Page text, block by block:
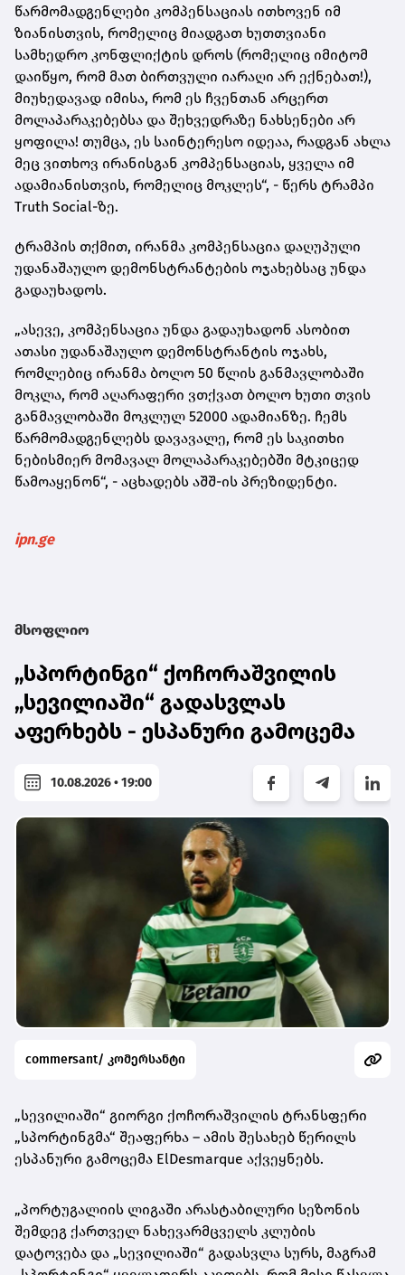
წარმომადგენლები კომპენსაციას ითხოვენ იმ
ზიანისთვის, რომელიც მიადგათ ხუთთვიანი
სამხედრო კონფლიქტის დროს (რომელიც იმიტომ
დაიწყო, რომ მათ ბირთვული იარაღი არ ექნებათ!),
მიუხედავად იმისა, რომ ეს ჩვენთან არცერთ
მოლაპარაკებებსა და შეხვედრაზე ნახსენები არ
ყოფილა! თუმცა, ეს საინტერესო იდეაა, რადგან ახლა
მეც ვითხოვ ირანისგან კომპენსაციას, ყველა იმ
ადამიანისთვის, რომელიც მოკლეს“, - წერს ტრამპი
Truth Social-ზე.
ტრამპის თქმით, ირანმა კომპენსაცია დაღუპული
უდანაშაულო დემონსტრანტების ოჯახებსაც უნდა
გადაუხადოს.
„ასევე, კომპენსაცია უნდა გადაუხადონ ასობით
ათასი უდანაშაულო დემონსტრანტის ოჯახს,
რომლებიც ირანმა ბოლო 50 წლის განმავლობაში
მოკლა, რომ აღარაფერი ვთქვათ ბოლო ხუთი თვის
განმავლობაში მოკლულ 52000 ადამიანზე. ჩემს
წარმომადგენლებს დავავალე, რომ ეს საკითხი
ნებისმიერ მომავალ მოლაპარაკებებში მტკიცედ
წამოაყენონ“, - აცხადებს აშშ-ის პრეზიდენტი.
ipn.ge
მსოფლიო
„სპორტინგი“ ქოჩორაშვილის
„სევილიაში“ გადასვლას
აფერხებს - ესპანური გამოცემა
10.08.2026 • 19:00
commersant/ კომერსანტი
„სევილიაში“ გიორგი ქოჩორაშვილის ტრანსფერი
„სპორტინგმა“ შეაფერხა – ამის შესახებ წერილს
ესპანური გამოცემა ElDesmarque აქვეყნებს.
„პორტუგალიის ლიგაში არასტაბილური სეზონის
შემდეგ ქართველ ნახევარმცველს კლუბის
დატოვება და „სევილიაში“ გადასვლა სურს, მაგრამ